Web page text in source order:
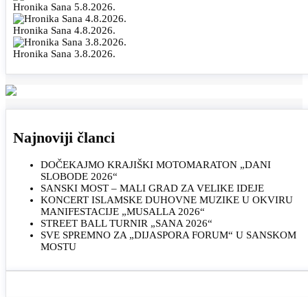
Hronika Sana 5.8.2026.
Hronika Sana 4.8.2026.
Hronika Sana 3.8.2026.
Najnoviji članci
DOČEKAJMO KRAJIŠKI MOTOMARATON „DANI
SLOBODE 2026“
SANSKI MOST – MALI GRAD ZA VELIKE IDEJE
KONCERT ISLAMSKE DUHOVNE MUZIKE U OKVIRU
MANIFESTACIJE „MUSALLA 2026“
STREET BALL TURNIR „SANA 2026“
SVE SPREMNO ZA „DIJASPORA FORUM“ U SANSKOM
MOSTU